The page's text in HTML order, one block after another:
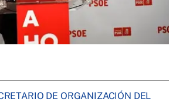
DE ORGANIZACIÓN DEL